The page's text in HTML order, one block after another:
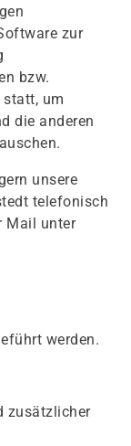
zur
bzw.
um
die anderen
unsere
telefonisch
Mail unter
werden.
zusätzlicher